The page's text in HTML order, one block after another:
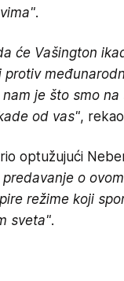
.
će Vašington
protiv
je što smo na
od vas",
optužujući
o
režime koji
sveta".